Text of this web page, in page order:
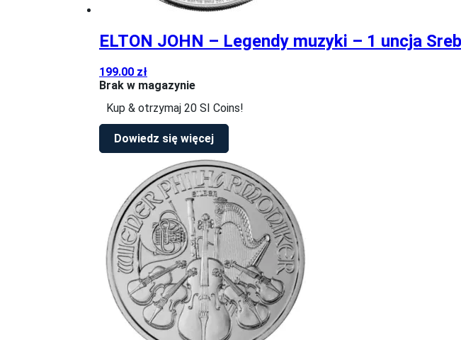
ELTON JOHN – Legendy muzyki – 1 uncja
199.00 zł
Brak w magazynie
Kup & otrzymaj 20 SI Coins!
Dowiedz się więcej